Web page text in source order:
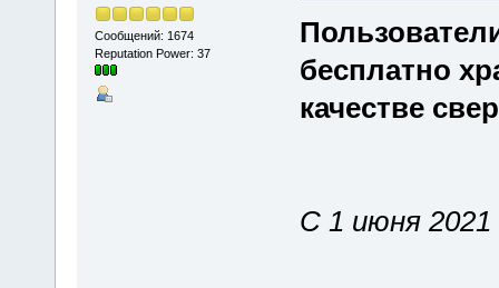
Сообщений: 1674
Reputation Power: 37
бесплатно
качестве
С 1 июня